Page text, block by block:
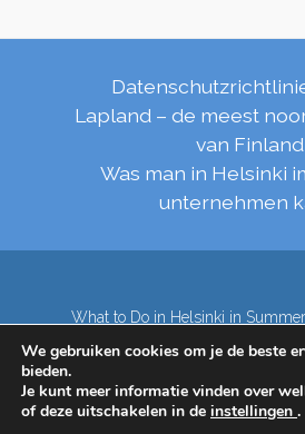
Lapland – de meest
van Finland
Was man in Helsinki
unternehmen
What to Do in Helsinki in
Lapland – de meest noordelijke
Contact
Subscribe to our
Privacy Policy
We gebruiken cookies om je de beste
bieden.
Je kunt meer informatie vinden over
of deze uitschakelen in de instellingen .